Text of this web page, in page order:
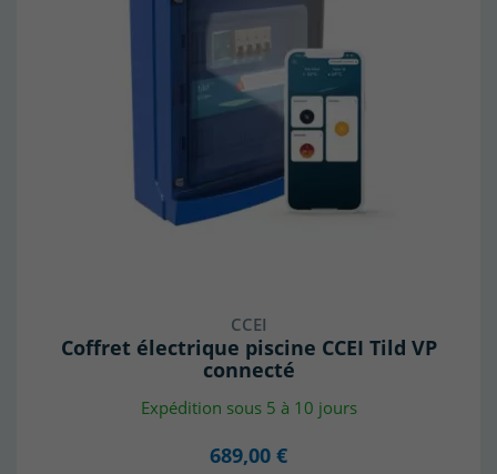
CCEI
Coffret électrique piscine CCEI Tild VP
connecté
Expédition sous 5 à 10 jours
689,00 €